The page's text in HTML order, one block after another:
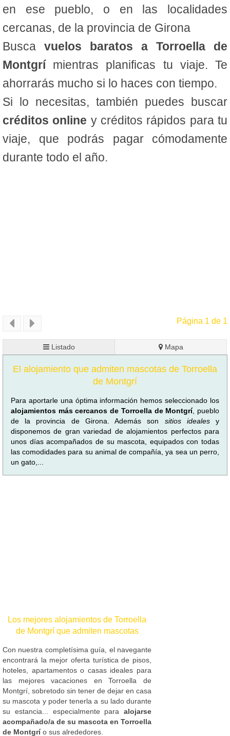
en ese pueblo, o en las localidades
cercanas, de la provincia de Girona
Busca vuelos baratos a Torroella de
Montgrí mientras planificas tu viaje. Te
ahorrarás mucho si lo haces con tiempo.
Si lo necesitas, también puedes buscar
créditos online y créditos rápidos para tu
viaje, que podrás pagar cómodamente
durante todo el año.
Página 1 de 1
Listado Mapa
El alojamiento que admiten mascotas de Torroella
de Montgrí
Para aportarle una óptima información hemos seleccionado los
alojamientos más cercanos de Torroella de Montgrí, pueblo
de la provincia de Girona. Además son sitios idealesy
disponemos de gran variedad de alojamientos perfectos para
unos días acompañados de su mascota, equipados con todas
las comodidades para su animal de compañía, ya sea un perro,
un gato,...
Los mejores alojamientos de Torroella
de Montgrí que admiten mascotas
Con nuestra completísima guía, el navegante
encontrará la mejor oferta turística de pisos,
hoteles, apartamentos o casas ideales para
las mejores vacaciones en Torroella de
Montgrí, sobretodo sin tener de dejar en casa
su mascota y poder tenerla a su lado durante
su estancia... especialmente para alojarse
acompañado/a de su mascota en Torroella
de Montgrío sus alrededores.